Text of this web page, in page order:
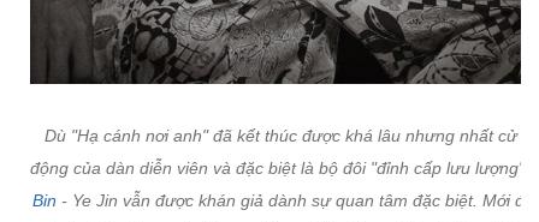
Dù "Hạ cánh nơi anh" đã kết thúc được khá lâu nhưng nhất cử
động của dàn diễn viên và đặc biệt là bộ đôi "đỉnh cấp lưu lượng"
Bin - Ye Jin vẫn được khán giả dành sự quan tâm đặc biệt. Mới